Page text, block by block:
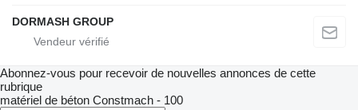
DORMASH GROUP
Abonnez-vous pour recevoir de nouvelles annonces de cette
rubrique
matériel de béton Constmach - 100